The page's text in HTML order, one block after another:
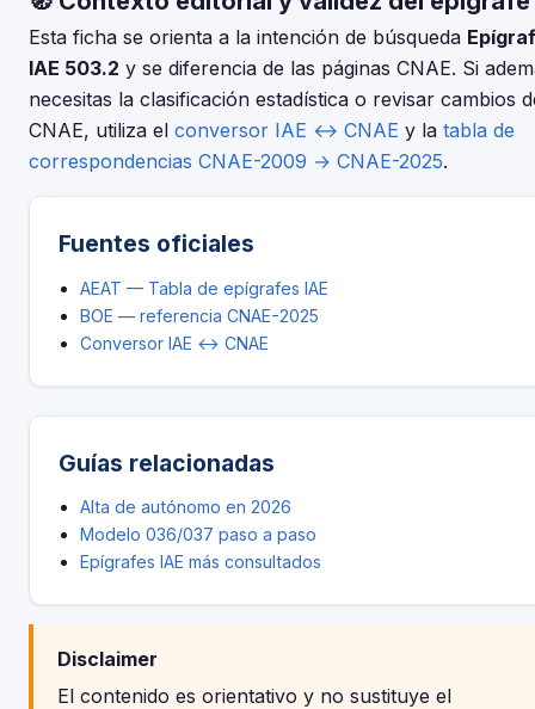
PREP. ESTRUC. Cubiertas en Obras Civiles.
Esta ficha se orienta a la intención de búsqueda
IAE 503.2 y se diferencia de las páginas CNAE. Si
necesitas la clasificación estadística o revisar cambios
CNAE, utiliza el conversor IAE ↔ CNAE y la tabla de
correspondencias CNAE-2009 → CNAE-2025.
Fuentes oficiales
AEAT — Tabla de epígrafes IAE
BOE — referencia CNAE-2025
Conversor IAE ↔ CNAE
Guías relacionadas
Alta de autónomo en 2026
Modelo 036/037 paso a paso
Epígrafes IAE más consultados
Disclaimer
El contenido es orientativo y no sustituye el